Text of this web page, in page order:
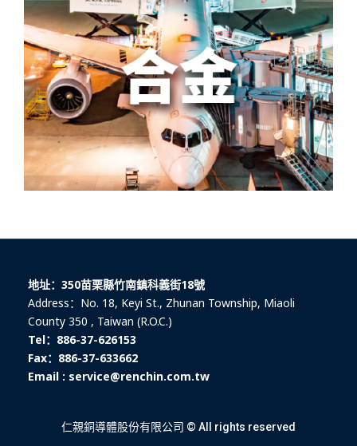
地址：350苗栗縣竹南鎮科義街18號
Address：No. 18, Keyi St., Zhunan Township, Miaoli
County 350 , Taiwan (R.O.C.)
Tel：886-37-626153
Fax：886-37-633662
Email : service@renchin.com.tw
仁親銅導體股份有限公司 © All rights reserved